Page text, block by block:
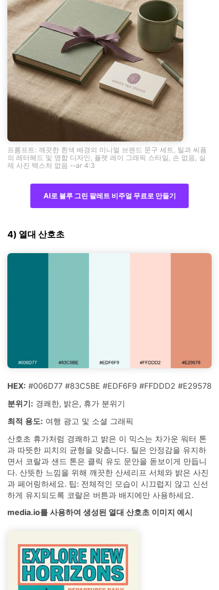
프롬프트: 깨끗한 흰색 배경의 미니멀 브랜드 문구 세트, 틸과 씨폼
의 레터헤드 및 명함 디자인, 플랫 레이 그래픽 스타일, 손 없음, 실
제 사진 텍스처 없음 --ar 4:3
AI로 블루 그린 팔레트 비주얼 무료로 만들기
4) 열대 산호초
HEX: #006D77 #83C5BE #EDF6F9 #FFDDD2 #E29578
분위기: 경쾌한, 밝은, 휴가 분위기
최적 용도: 여행 광고 및 소셜 그래픽
산호초 휴가처럼 경쾌하고 밝은 이 믹스는 차가운 워터 톤
과 따뜻한 피치의 균형을 맞춥니다. 틸은 안정감을 유지하
면서 코랄과 샌드 톤은 클릭 유도 문안을 돋보이게 만듭니
다. 산뜻한 느낌을 위해 깨끗한 산세리프 서체와 밝은 사진
과 페어링하세요. 팁: 전체적인 모습이 시끄럽지 않고 신선
하게 유지되도록 코랄은 버튼과 배지에만 사용하세요.
media.io를 사용하여 생성된 열대 산호초 이미지 예시